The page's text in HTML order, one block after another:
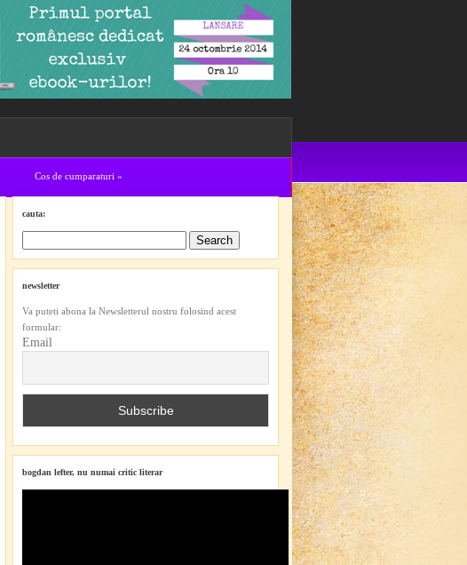
Cos de cumparaturi »
cauta:
newsletter
Va puteti abona la Newsletterul nostru folosind acest
formular:
Email
bogdan lefter, nu numai critic literar